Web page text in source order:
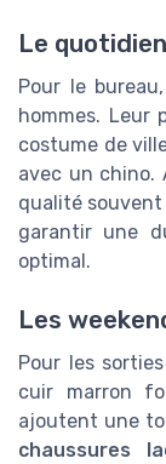
Le
Pour le
hommes. Leur
costume de
avec un chino.
qualité souvent
garantir une
optimal.
Les
Pour les
cuir marron
ajoutent une
chaussures